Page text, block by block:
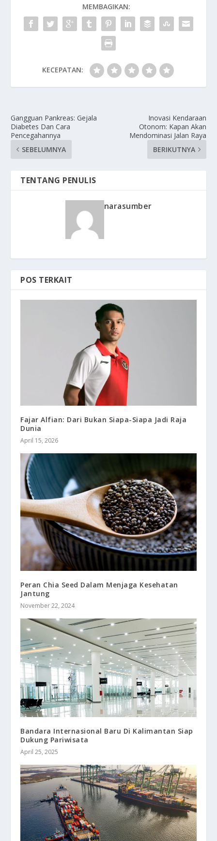
MEMBAGIKAN:
KECEPATAN:
Gangguan Pankreas: Gejala
Diabetes Dan Cara
Pencegahannya
SEBELUMNYA
Inovasi Kendaraan
Otonom: Kapan Akan
Mendominasi Jalan Raya
BERIKUTNYA
TENTANG PENULIS
narasumber
POS TERKAIT
Fajar Alfian: Dari Bukan Siapa-Siapa Jadi Raja
Dunia
April 15, 2026
Peran Chia Seed Dalam Menjaga Kesehatan
Jantung
November 22, 2024
Bandara Internasional Baru Di Kalimantan Siap
Dukung Pariwisata
April 25, 2025